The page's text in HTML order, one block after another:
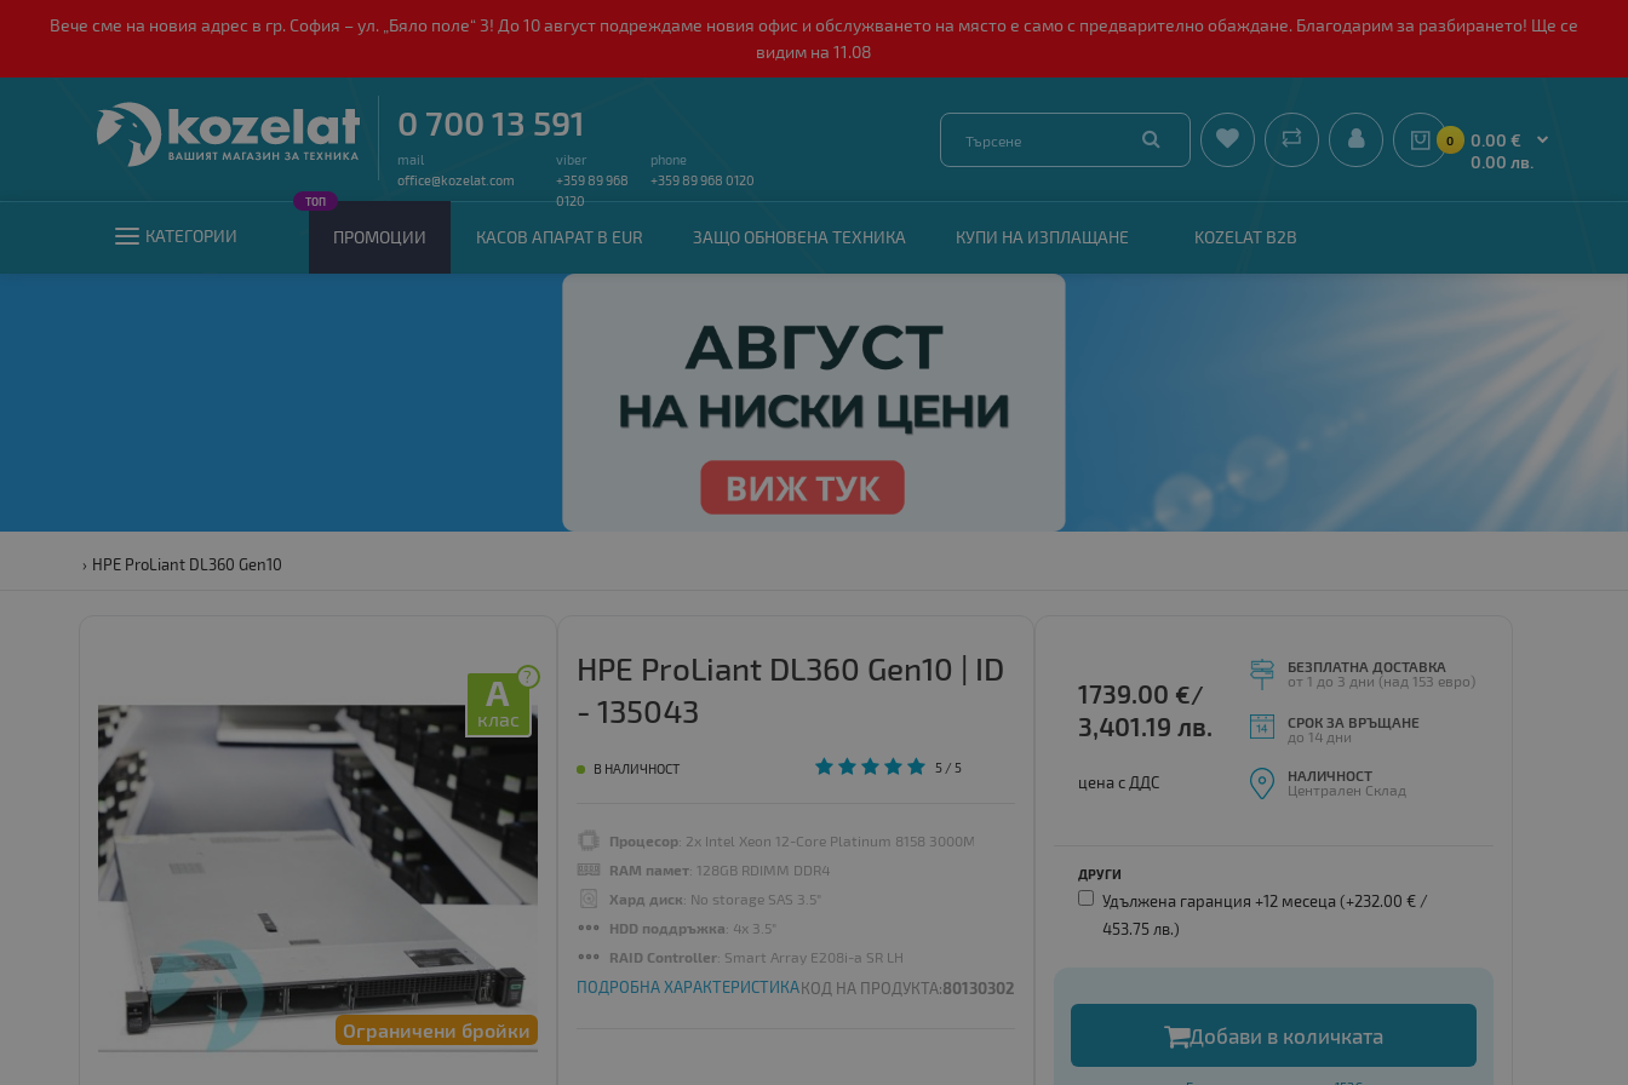
Вече сме на новия адрес в гр. София – ул. „Бяло поле“ 3! До 10 август подреждаме новия офис и обслужването на място е само с предварително обаждане. Благодарим за разбирането! Ще се
видим на 11.08
0 700 13 591
mail
office@kozelat.com
viber
+359 89 968
0120
phone
+359 89 968 0120
 0

0.00 €
0.00 лв.
КАТЕГОРИИ ПРОМОЦИИ
ТОП
КАСОВ АПАРАТ В EUR ЗАЩО ОБНОВЕНА ТЕХНИКА КУПИ НА ИЗПЛАЩАНЕ KOZELAT B2B
HPE ProLiant DL360 Gen10
Ограничени бройки
?
A
клас
HPE ProLiant DL360 Gen10 | ID
- 135043
В НАЛИЧНОСТ 5 / 5
Процесор: 2x Intel Xeon 12-Core Platinum 8158 3000MHz 24.75MB
RAM памет: 128GB RDIMM DDR4
Хард диск: No storage SAS 3.5"
HDD поддръжка: 4x 3.5"
RAID Controller: Smart Array E208i-a SR LH
ПОДРОБНА ХАРАКТЕРИСТИКАКОД НА ПРОДУКТА:80130302
1739.00 €/
3,401.19 лв.
цена с ДДС
БЕЗПЛАТНА ДОСТАВКА
от 1 до 3 дни (над 153 евро)
СРОК ЗА ВРЪЩАНЕ
до 14 дни
НАЛИЧНОСТ
Централен Склад
ДРУГИ
Удължена гаранция +12 месеца (+232.00 € /
453.75 лв.)
Добави в количката